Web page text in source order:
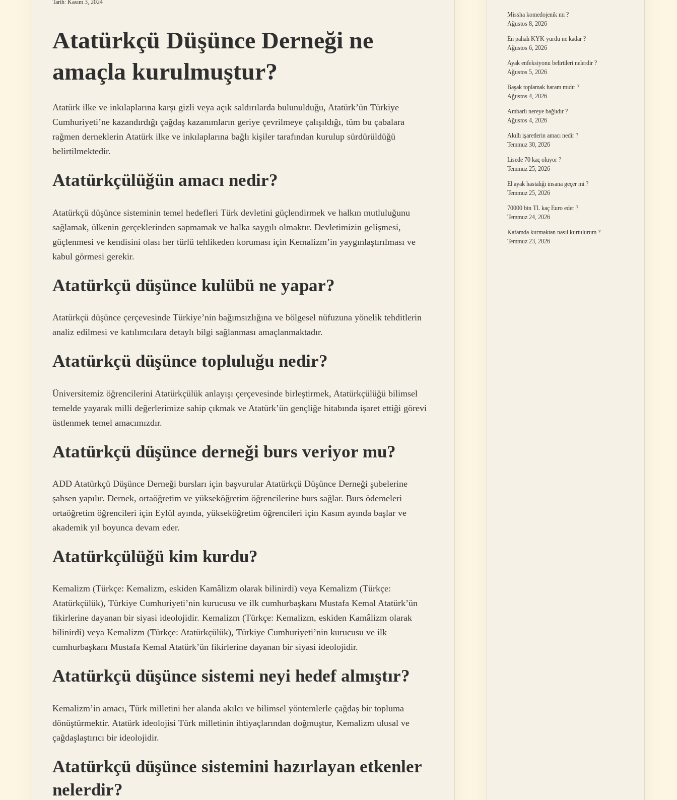
Tarih: Kasım 3, 2024
Atatürkçü Düşünce Derneği ne
amaçla kurulmuştur?
Atatürk ilke ve inkılaplarına karşı gizli veya açık saldırılarda bulunulduğu, Atatürk’ün Türkiye
Cumhuriyeti’ne kazandırdığı çağdaş kazanımların geriye çevrilmeye çalışıldığı, tüm bu çabalara
rağmen derneklerin Atatürk ilke ve inkılaplarına bağlı kişiler tarafından kurulup sürdürüldüğü
belirtilmektedir.
Atatürkçülüğün amacı nedir?
Atatürkçü düşünce sisteminin temel hedefleri Türk devletini güçlendirmek ve halkın mutluluğunu
sağlamak, ülkenin gerçeklerinden sapmamak ve halka saygılı olmaktır. Devletimizin gelişmesi,
güçlenmesi ve kendisini olası her türlü tehlikeden koruması için Kemalizm’in yaygınlaştırılması ve
kabul görmesi gerekir.
Atatürkçü düşünce kulübü ne yapar?
Atatürkçü düşünce çerçevesinde Türkiye’nin bağımsızlığına ve bölgesel nüfuzuna yönelik tehditlerin
analiz edilmesi ve katılımcılara detaylı bilgi sağlanması amaçlanmaktadır.
Atatürkçü düşünce topluluğu nedir?
Üniversitemiz öğrencilerini Atatürkçülük anlayışı çerçevesinde birleştirmek, Atatürkçülüğü bilimsel
temelde yayarak milli değerlerimize sahip çıkmak ve Atatürk’ün gençliğe hitabında işaret ettiği görevi
üstlenmek temel amacımızdır.
Atatürkçü düşünce derneği burs veriyor mu?
ADD Atatürkçü Düşünce Derneği bursları için başvurular Atatürkçü Düşünce Derneği şubelerine
şahsen yapılır. Dernek, ortaöğretim ve yükseköğretim öğrencilerine burs sağlar. Burs ödemeleri
ortaöğretim öğrencileri için Eylül ayında, yükseköğretim öğrencileri için Kasım ayında başlar ve
akademik yıl boyunca devam eder.
Atatürkçülüğü kim kurdu?
Kemalizm (Türkçe: Kemalizm, eskiden Kamâlizm olarak bilinirdi) veya Kemalizm (Türkçe:
Atatürkçülük), Türkiye Cumhuriyeti’nin kurucusu ve ilk cumhurbaşkanı Mustafa Kemal Atatürk’ün
fikirlerine dayanan bir siyasi ideolojidir. Kemalizm (Türkçe: Kemalizm, eskiden Kamâlizm olarak
bilinirdi) veya Kemalizm (Türkçe: Atatürkçülük), Türkiye Cumhuriyeti’nin kurucusu ve ilk
cumhurbaşkanı Mustafa Kemal Atatürk’ün fikirlerine dayanan bir siyasi ideolojidir.
Atatürkçü düşünce sistemi neyi hedef almıştır?
Kemalizm’in amacı, Türk milletini her alanda akılcı ve bilimsel yöntemlerle çağdaş bir topluma
dönüştürmektir. Atatürk ideolojisi Türk milletinin ihtiyaçlarından doğmuştur, Kemalizm ulusal ve
çağdaşlaştırıcı bir ideolojidir.
Atatürkçü düşünce sistemini hazırlayan etkenler
nelerdir?
Missha komedojenik mi ?
Ağustos 8, 2026
En pahalı KYK yurdu ne kadar ?
Ağustos 6, 2026
Ayak enfeksiyonu belirtileri nelerdir ?
Ağustos 5, 2026
Başak toplamak haram mıdır ?
Ağustos 4, 2026
Ambarlı nereye bağlıdır ?
Ağustos 4, 2026
Akıllı işaretlerin amacı nedir ?
Temmuz 30, 2026
Lisede 70 kaç oluyor ?
Temmuz 25, 2026
El ayak hastalığı insana geçer mi ?
Temmuz 25, 2026
70000 bin TL kaç Euro eder ?
Temmuz 24, 2026
Kafamda kurmaktan nasıl kurtulurum ?
Temmuz 23, 2026